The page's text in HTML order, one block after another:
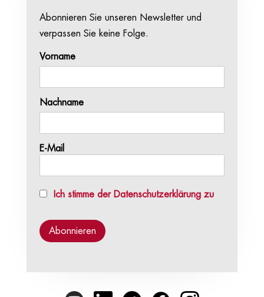
Abonnieren Sie unseren Newsletter und
verpassen Sie keine Folge.
Vorname
Nachname
E-Mail
Ich stimme der Datenschutzerklärung zu